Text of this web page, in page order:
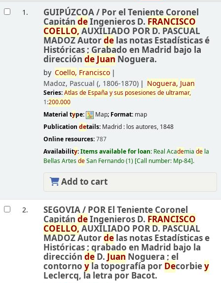
1. GUIPÚZCOA / Por el Teniente Coronel
Capitán deIngenieros D. FRANCISCO
COELLO,AUXILIADO POR D. PASCUAL
MADOZ Autordelas notas Estadísticas é
Históricas ; Grabado en Madrid bajo la
dirección deJuan Noguera.
by Coello, Francisco
Madoz, Pascual (, 1806-1870) Noguera, Juan
Series:Atlasde España ysus posesionesde ultramar,
1:200.000
Material type: Map; Format: map
Publication details: Madrid : los autores, 1848
Online resources:787
Availability:Items available for loan: Real Academia dela
Bellas ArtesdeSan Fernando(1) Call number: Mp-84 .
Add to cart
2. SEGOVIA / POR El Teniente Coronel
Capitán deIngenieros D. FRANCISCO
COELLO,AUXILIADO POR D. PASCUAL
MADOZ Autordelas notas Estadísticas e
Históricas ; grabado en Madrid bajo la
dirección deD. Juan Noguera ; el
contorno yla topografía por Decorbiey
Leclercq, la letra por Bacot.